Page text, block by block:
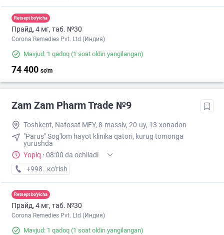
Retsept bo'yicha
Прайд, 4 мг, таб. №30
Corona Remedies Pvt. Ltd (Индия)
Mavjud: 1 qadoq (1 soat oldin yangilangan)
74 400 so'm
Zam Zam Pharm Trade №9
Toshkent, Nafosat MFY, 8-massiv, 20-uy, 13-xonadon
"Parus" Sog'lom hayot klinika qatori, kurug tomonga
yurushda
Yopiq · 08:00 da ochiladi
+998 (94) XXX-XX-XX
кo’rish
Retsept bo'yicha
Прайд, 4 мг, таб. №30
Corona Remedies Pvt. Ltd (Индия)
Mavjud: 1 qadoq (1 soat oldin yangilangan)